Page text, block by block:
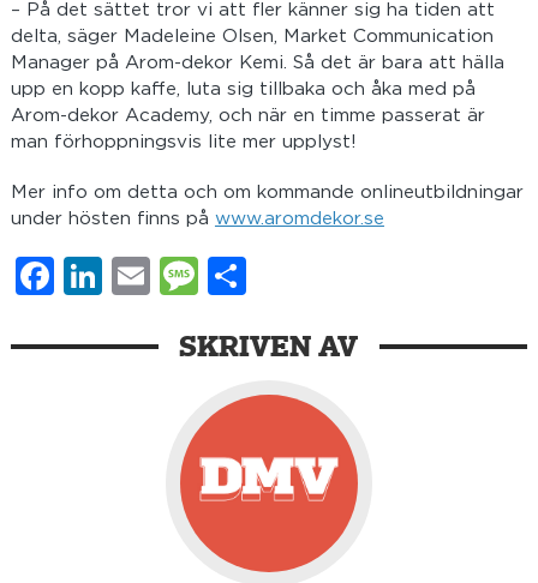
– På det sättet tror vi att fler känner sig ha tiden att
delta, säger Madeleine Olsen, Market Communication
Manager på Arom-dekor Kemi. Så det är bara att hälla
upp en kopp kaffe, luta sig tillbaka och åka med på
Arom-dekor Academy, och när en timme passerat är
man förhoppningsvis lite mer upplyst!
Mer info om detta och om kommande onlineutbildningar
under hösten finns på www.aromdekor.se
Facebook
LinkedIn
EmailMessage
SKRIVEN AV